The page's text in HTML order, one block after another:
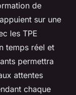
de
sur une
les TPE
temps réel et
permettra
attentes
chaque